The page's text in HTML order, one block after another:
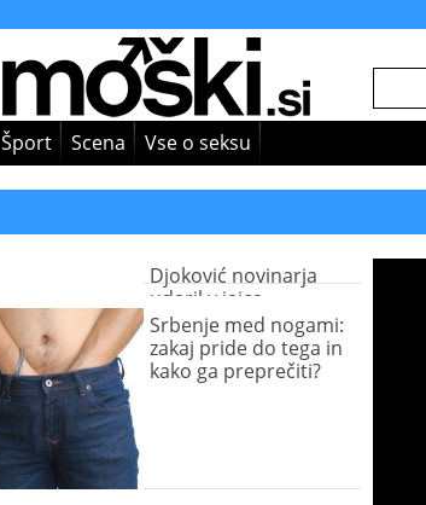
Šport Scena Vse o seksu
Djoković novinarja
udaril v jajca
Srbenje med nogami:
zakaj pride do tega in
kako ga preprečiti?